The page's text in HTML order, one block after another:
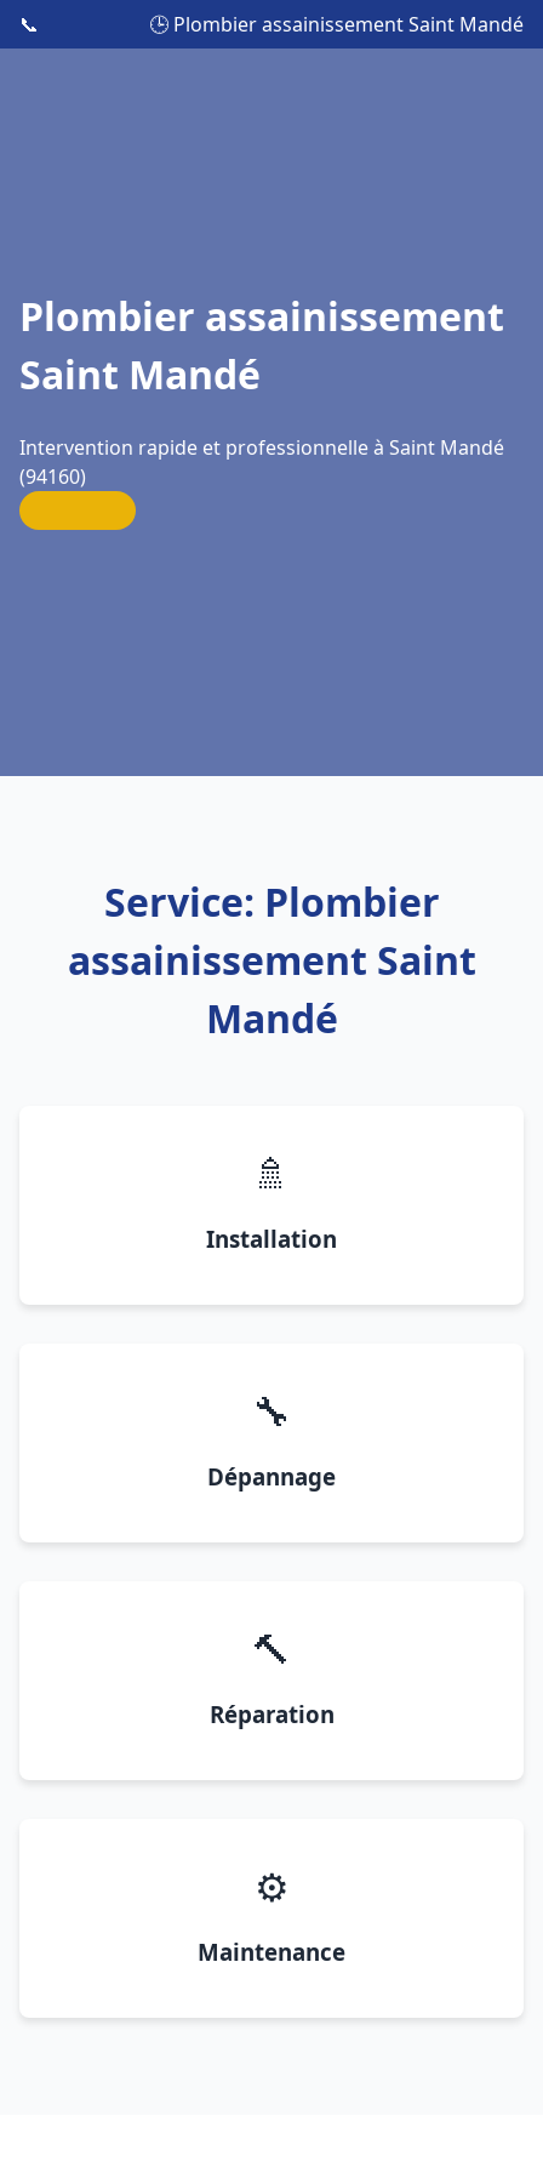
📞 🕒 Plombier assainissement Saint Mandé
Plombier assainissement
Saint Mandé
Intervention rapide et professionnelle à Saint Mandé
(94160)
Service: Plombier
assainissement Saint
Mandé
🚿
Installation
🔧
Dépannage
🔨
Réparation
⚙️
Maintenance